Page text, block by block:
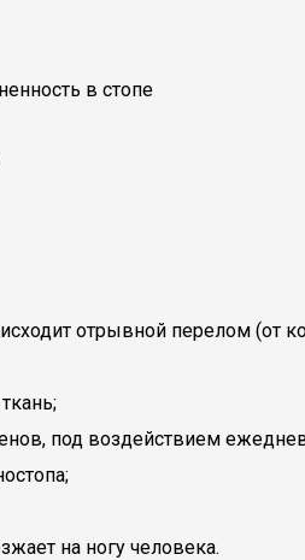
отрывной перелом
под воздействием
на ногу человека.